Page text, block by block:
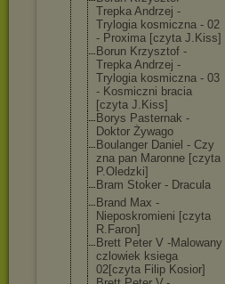
Trepka Andrzej -
Trylogia kosmiczna - 02
- Proxima [czyta J.Kiss]
Borun Krzysztof -
Trepka Andrzej -
Trylogia kosmiczna - 03
- Kosmiczni bracia
[czyta J.Kiss]
Borys Pasternak -
Doktor Żywago
Boulanger Daniel - Czy
zna pan Maronne [czyta
P.Oledzki]
Bram Stoker - Dracula
Brand Max -
Nieposkromieni [czyta
R.Faron]
Brett Peter V -Malowany
czlowiek ksiega
02[czyta Filip Kosior]